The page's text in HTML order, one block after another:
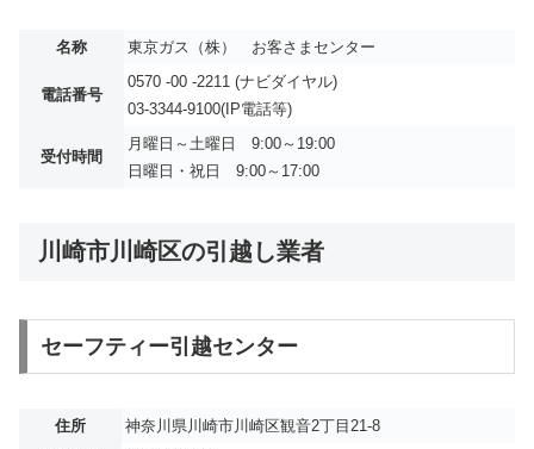
名称 東京ガス（株） お客さまセンター
電話番号
0570 -00 -2211 (ナビダイヤル)
03-3344-9100(IP電話等)
受付時間
月曜日～土曜日 9:00～19:00
日曜日・祝日 9:00～17:00
川崎市川崎区の引越し業者
セーフティー引越センター
住所
神奈川県川崎市川崎区観音2丁目21-8